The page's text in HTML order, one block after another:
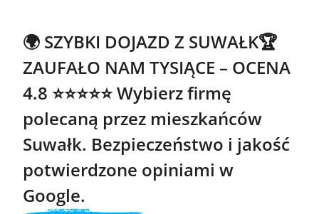
🌍 SZYBKI DOJAZD Z SUWAŁK🏆
ZAUFAŁO NAM TYSIĄCE – OCENA
4.8 ⭐⭐⭐⭐⭐ Wybierz firmę
polecaną przez mieszkańców
Suwałk. Bezpieczeństwo i jakość
potwierdzone opiniami w
Google.